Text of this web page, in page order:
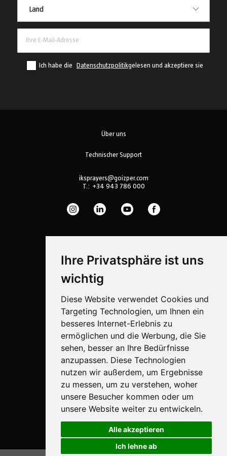
Ihre Privatsphäre ist uns
wichtig
Diese Website verwendet Cookies und
Targeting Technologien, um Ihnen ein
besseres Internet-Erlebnis zu
ermöglichen und die Werbung, die Sie
sehen, besser an Ihre Bedürfnisse
anzupassen. Diese Technologien
nutzen wir außerdem, um Ergebnisse
zu messen, um zu verstehen, woher
unsere Besucher kommen oder um
unsere Website weiter zu entwickeln.
Alle akzeptieren
Ich lehne ab
Land
Ich habe die Datenschutzpolitikgelesen und akzeptiere sie
Über uns
Technischer Support
iksprayers@goizper.com
T.: +34 943 786 000
Sprühtechnik
Biotechnologie
Industrie
Goizper S.Coop.
Antigua, 4
Spain